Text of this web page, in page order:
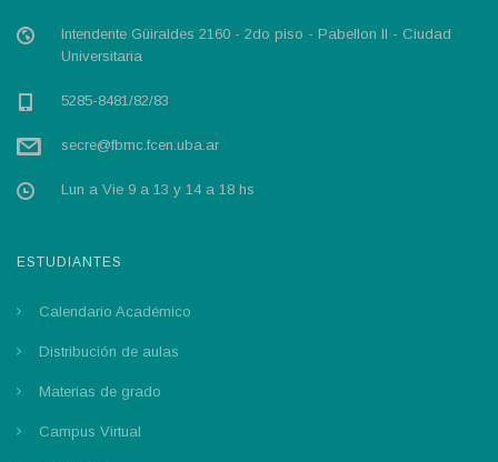
Intendente Güiraldes 2160 - 2do piso - Pabellon II - Ciudad
Universitaria
5285-8481/82/83
secre@fbmc.fcen.uba.ar
Lun a Vie 9 a 13 y 14 a 18 hs
ESTUDIANTES
Calendario Académico
Distribución de aulas
Materias de grado
Campus Virtual